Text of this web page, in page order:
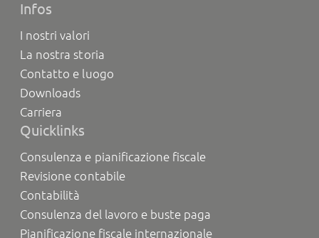
Infos
I nostri valori
La nostra storia
Contatto e luogo
Downloads
Carriera
Quicklinks
Consulenza e pianificazione fiscale
Revisione contabile
Contabilità
Consulenza del lavoro e buste paga
Pianificazione fiscale internazionale